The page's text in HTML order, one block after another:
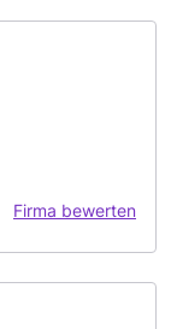
Firma bewerten